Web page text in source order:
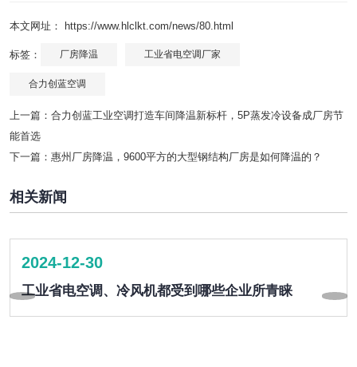
本文网址： https://www.hlclkt.com/news/80.html
标签： 厂房降温 工业省电空调厂家
合力创蓝空调
上一篇： 合力创蓝工业空调打造车间降温新标杆，5P蒸发冷设备成厂房节
能首选
下一篇： 惠州厂房降温，9600平方的大型钢结构厂房是如何降温的？
相关新闻
2024-12-30
工业省电空调、冷风机都受到哪些企业所青睐